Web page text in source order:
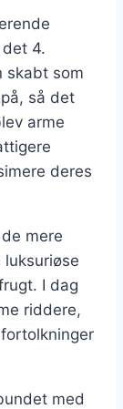
4.
skabt som
så det
arme
deres
mere
I dag
riddere,
med